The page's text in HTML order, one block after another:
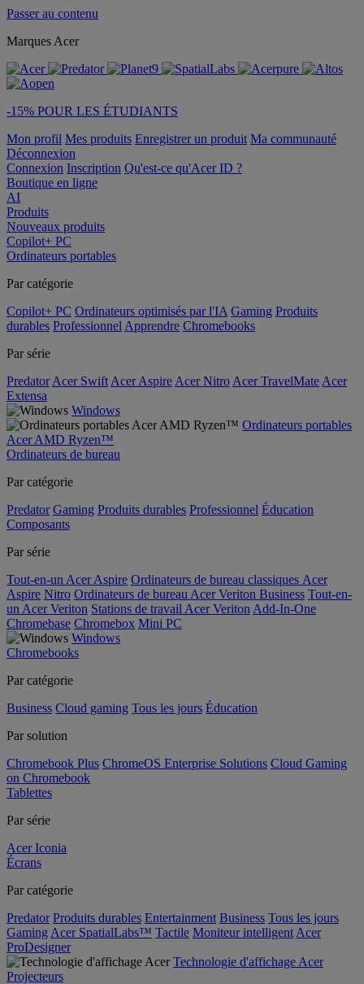
Passer au contenu
Marques Acer
-15% POUR LES ÉTUDIANTS
Mon profil Mes produits Enregistrer un produit Ma communauté
Déconnexion
Connexion Inscription Qu'est-ce qu'Acer ID ?
Boutique en ligne
AI
Produits
Nouveaux produits
Copilot+ PC
Ordinateurs portables
Par catégorie
Copilot+ PC Ordinateurs optimisés par l'IA Gaming Produits
durables Professionnel Apprendre Chromebooks
Par série
Predator Acer Swift Acer Aspire Acer Nitro Acer TravelMate Acer
Extensa
Windows
Ordinateurs portables
Acer AMD Ryzen™
Ordinateurs de bureau
Par catégorie
Predator Gaming Produits durables Professionnel Éducation
Composants
Par série
Tout-en-un Acer Aspire Ordinateurs de bureau classiques Acer
Aspire Nitro Ordinateurs de bureau Acer Veriton Business Tout-en-
un Acer Veriton Stations de travail Acer Veriton Add-In-One
Chromebase Chromebox Mini PC
Windows
Chromebooks
Par catégorie
Business Cloud gaming Tous les jours Éducation
Par solution
Chromebook Plus ChromeOS Enterprise Solutions Cloud Gaming
on Chromebook
Tablettes
Par série
Acer Iconia
Écrans
Par catégorie
Predator Produits durables Entertainment Business Tous les jours
Gaming Acer SpatialLabs™ Tactile Moniteur intelligent Acer
ProDesigner
Technologie d'affichage Acer
Projecteurs